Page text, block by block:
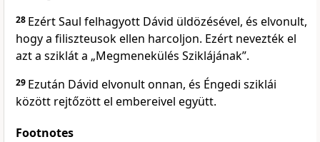
28 Ezért Saul felhagyott Dávid üldözésével, és elvonult,
hogy a filiszteusok ellen harcoljon. Ezért nevezték el
azt a sziklát a „Megmenekülés Sziklájának”.
29 Ezután Dávid elvonult onnan, és Éngedi sziklái
között rejtőzött el embereivel együtt.
Footnotes